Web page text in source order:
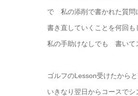
で 私の添削で書かれた質問
書き直していくことを何回も
私の手助けなしでも 書いて
ゴルフのLesson受けたから
いきなり翌日からコースで